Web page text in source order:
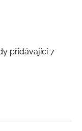
přidávající 7